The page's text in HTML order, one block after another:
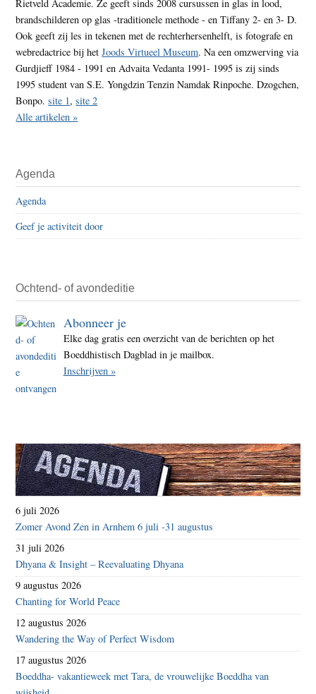
Rietveld Academie. Ze geeft sinds 2008 cursussen in glas in lood,
brandschilderen op glas -traditionele methode - en Tiffany 2- en 3- D.
Ook geeft zij les in tekenen met de rechterhersenhelft, is fotografe en
webredactrice bij hetJoods Virtueel Museum. Na een omzwerving via
Gurdjieff 1984 - 1991 en Advaita Vedanta 1991- 1995 is zij sinds
1995 student van S.E. Yongdzin Tenzin Namdak Rinpoche. Dzogchen,
Bonpo.site 1,site 2
Alle artikelen »
Agenda
Agenda
Geef je activiteit door
Ochtend- of avondeditie
Abonneer je
Elke dag gratis een overzicht van de berichten op het
Boeddhistisch Dagblad in je mailbox.
Inschrijven »
6 juli 2026
Zomer Avond Zen in Arnhem 6 juli -31 augustus
31 juli 2026
Dhyana & Insight – Reevaluating Dhyana
9 augustus 2026
Chanting for World Peace
12 augustus 2026
Wandering the Way of Perfect Wisdom
17 augustus 2026
Boeddha- vakantieweek met Tara, de vrouwelijke Boeddha van